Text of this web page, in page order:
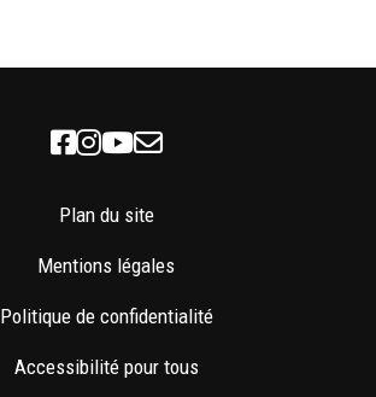
Facebook
Instagram
Youtube
Newsletter
Plan du site
Mentions légales
Politique de confidentialité
Accessibilité pour tous